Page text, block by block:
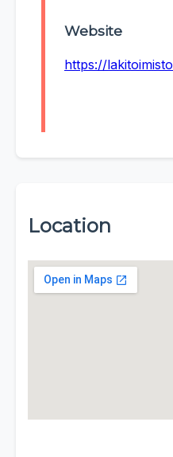
Website
https://
Location